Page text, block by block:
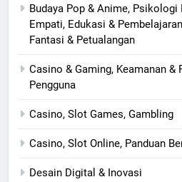
Budaya Pop & Anime, Psikologi
Empati, Edukasi &
Fantasi & Petualangan
Casino & Gaming, Keamanan &
Pengguna
Casino, Slot Games, Gambling
Casino, Slot Online, Panduan
Desain Digital & Inovasi